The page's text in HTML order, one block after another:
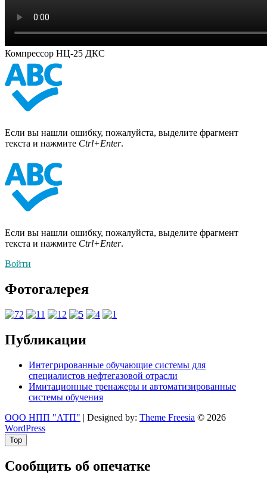
Компрессор НЦ-25 ДКС
Если вы нашли ошибку, пожалуйста, выделите фрагмент
текста и нажмите Ctrl+Enter.
Если вы нашли ошибку, пожалуйста, выделите фрагмент
текста и нажмите Ctrl+Enter.
Войти
Фотогалерея
Публикации
Интегрированные обучающие системы для
специалистов нефтегазовой отрасли
Имитационные тренажеры и автоматизированные
системы обучения
ООО НПП "АТП" | Designed by: Theme Freesia © 2026
WordPress
Top
Сообщить об опечатке